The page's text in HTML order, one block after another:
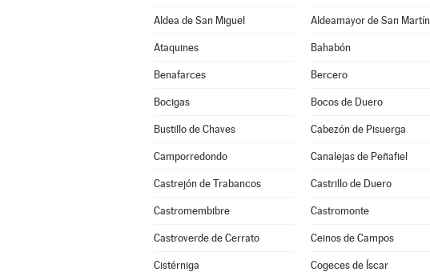
Aldea de San Miguel Aldeamayor de San Martín
Ataquines Bahabón
Benafarces Bercero
Bocigas Bocos de Duero
Bustillo de Chaves Cabezón de Pisuerga
Camporredondo Canalejas de Peñafiel
Castrejón de Trabancos Castrillo de Duero
Castromembibre Castromonte
Castroverde de Cerrato Ceinos de Campos
Cistérniga Cogeces de Íscar